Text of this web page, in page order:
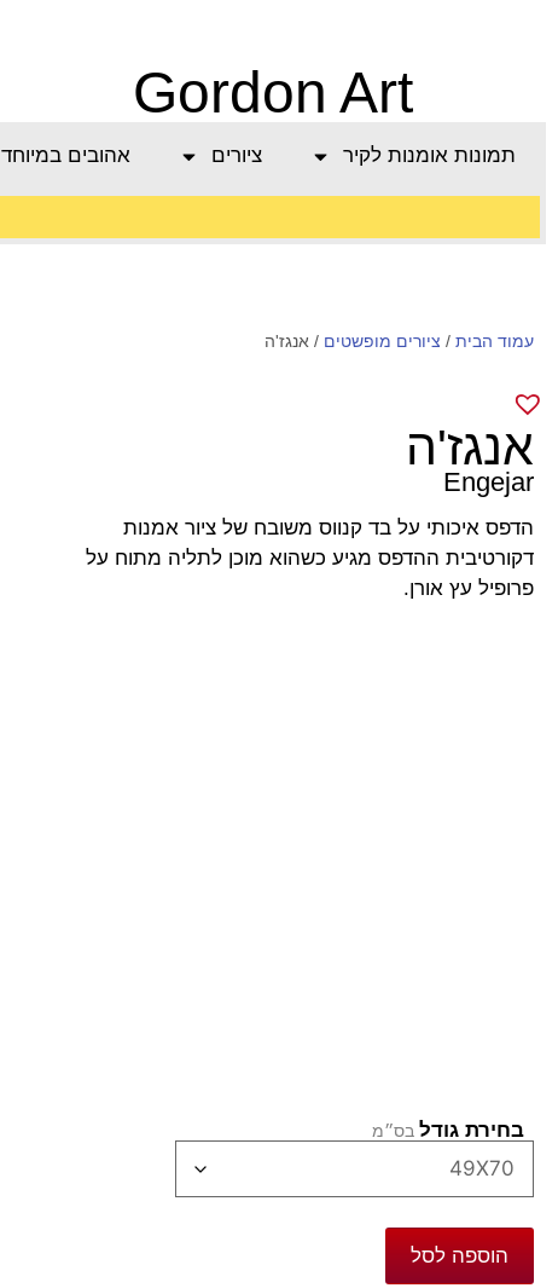
Gordon Art
תמונות אומנות לקיר ציורים אהובים במיוחד
מעל 800 ש"ח
עמוד הבית / ציורים מופשטים / אנגז'ה
אנגז'ה
Engejar
הדפס איכותי על בד קנווס משובח של ציור אמנות
דקורטיבית ההדפס מגיע כשהוא מוכן לתליה מתוח על
פרופיל עץ אורן.
בחירת גודל
הוספה לסל